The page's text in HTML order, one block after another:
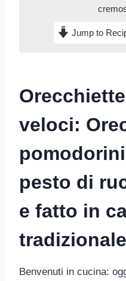
Jump to
veloci:
pesto di
e fatto in
Benvenuti in cucina: